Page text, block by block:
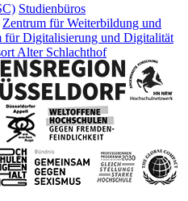
Studienbüros
Zentrum für Weiterbildung und
für Digitalisierung und Digitalität
Alter Schlachthof